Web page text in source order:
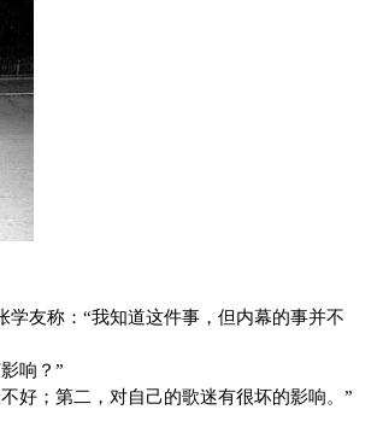
友称：“我知道这件事，但内幕的事并不
响？”
；第二，对自己的歌迷有很坏的影响。”